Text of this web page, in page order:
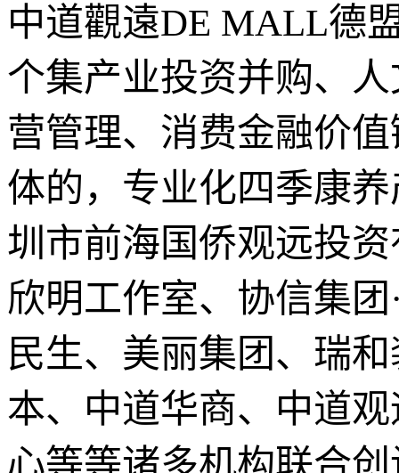
中道觀遠DE MALL德
个集产业投资并购、
营管理、消费金融价
体的，专业化四季康
圳市前海国侨观远投
欣明工作室、协信集
民生、美丽集团、瑞
本、中道华商、中道
心等等诸多机构联合